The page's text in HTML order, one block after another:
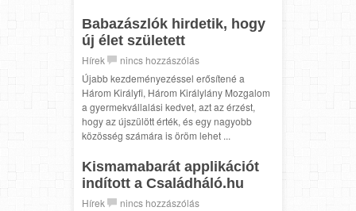
Babazászlók hirdetik, hogy
új élet született
Hírek
nincs hozzászólás
Újabb kezdeményezéssel erősítené a
Három Királyfi, Három Királylány Mozgalom
a gyermekvállalási kedvet, azt az érzést,
hogy az újszülött érték, és egy nagyobb
közösség számára is öröm lehet ...
Kismamabarát applikációt
indított a Családháló.hu
Hírek
nincs hozzászólás